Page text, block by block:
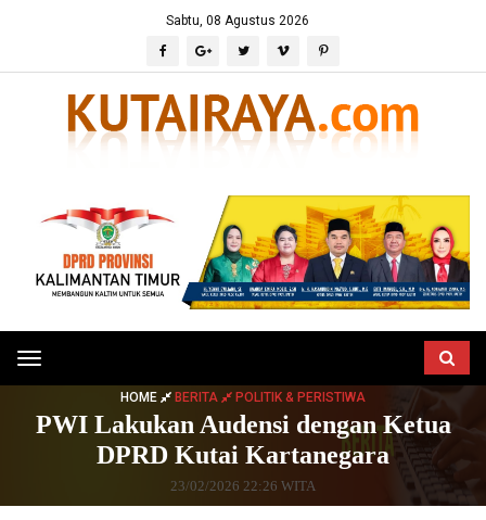
Sabtu, 08 Agustus 2026
Toggle
navigation
HOME BERITA POLITIK & PERISTIWA
PWI Lakukan Audensi dengan Ketua
DPRD Kutai Kartanegara
23/02/2026 22:26 WITA